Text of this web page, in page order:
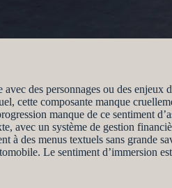
des personnages ou des enjeux
cette composante manque
manque de ce sentiment
avec un système de gestion
à des menus textuels sans grande
Le sentiment d’immersion